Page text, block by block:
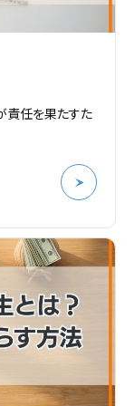
責任を果たすた